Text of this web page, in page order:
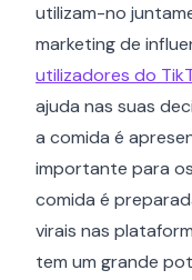
utilizam-no
marketing de
utilizadores do
ajuda nas suas
a comida é
importante para
comida é
virais nas
tem um grande